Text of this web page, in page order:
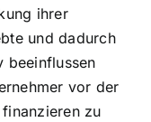
ihrer
und dadurch
beeinflussen
vor der
zu